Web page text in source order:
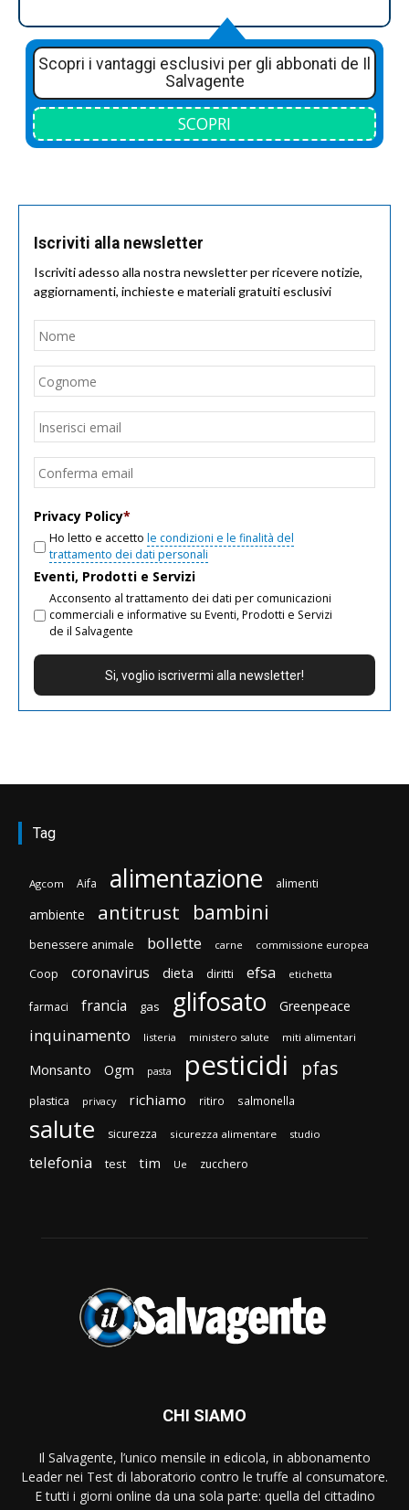
Scopri i vantaggi esclusivi per gli abbonati de Il
Salvagente
SCOPRI
Iscriviti alla newsletter
Iscriviti adesso alla nostra newsletter per ricevere notizie,
aggiornamenti, inchieste e materiali gratuiti esclusivi
Nome
Email
Privacy Policy*
Ho letto e accetto le condizioni e le finalità del
trattamento dei dati personali
Eventi, Prodotti e Servizi
Acconsento al trattamento dei dati per comunicazioni
commerciali e informative su Eventi, Prodotti e Servizi
de il Salvagente
Tag
Agcom Aifa alimentazione alimenti
ambiente antitrust bambini
benessere animale bollette carne commissione europea
Coop coronavirus dieta diritti efsa etichetta
farmaci francia gas glifosato Greenpeace
inquinamento listeria ministero salute miti alimentari
Monsanto Ogm pasta pesticidi pfas
plastica privacy richiamo ritiro salmonella
salute sicurezza sicurezza alimentare studio
telefonia test tim Ue zucchero
CHI SIAMO
Il Salvagente, l’unico mensile in edicola, in abbonamento
Leader nei Test di laboratorio contro le truffe al consumatore.
E tutti i giorni online da una sola parte: quella del cittadino